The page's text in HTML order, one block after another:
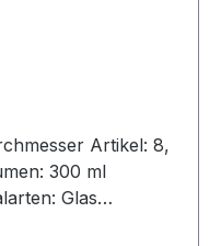
Artikel: 8,
300 ml
Glas